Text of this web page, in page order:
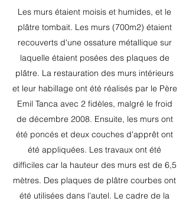
Les murs étaient moisis et humides, et le
plâtre tombait. Les murs (700m2) étaient
recouverts d'une ossature métallique sur
laquelle étaient posées des plaques de
plâtre. La restauration des murs intérieurs
et leur habillage ont été réalisés par le Père
Emil Tanca avec 2 fidèles, malgré le froid
de décembre 2008. Ensuite, les murs ont
été poncés et deux couches d'apprêt ont
été appliquées. Les travaux ont été
difficiles car la hauteur des murs est de 6,5
mètres. Des plaques de plâtre courbes ont
été utilisées dans l'autel. Le cadre de la